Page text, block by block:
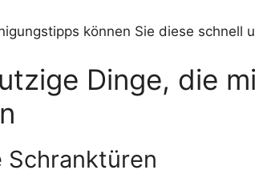
können Sie diese
Dinge, die
Schranktüren